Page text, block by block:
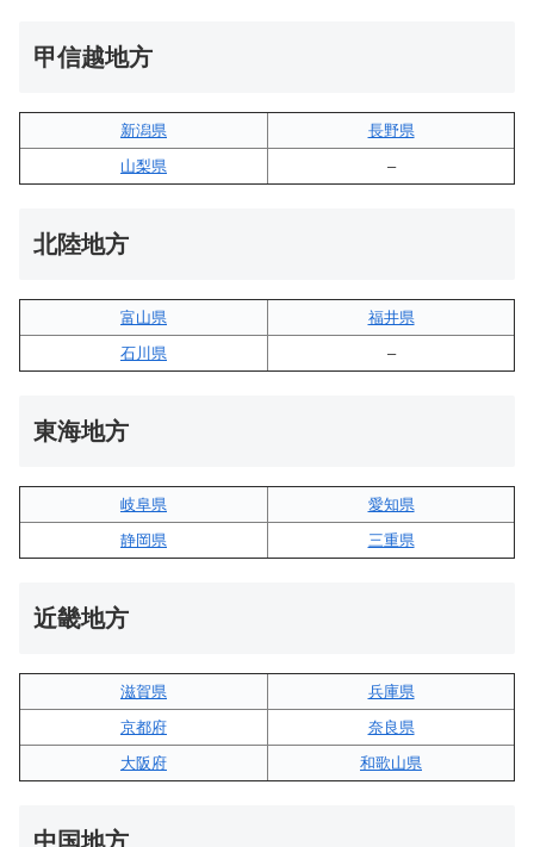
甲信越地方
新潟県
長野県
山梨県
–
北陸地方
富山県
福井県
石川県
–
東海地方
岐阜県
愛知県
静岡県
三重県
近畿地方
滋賀県
兵庫県
京都府
奈良県
大阪府
和歌山県
中国地方